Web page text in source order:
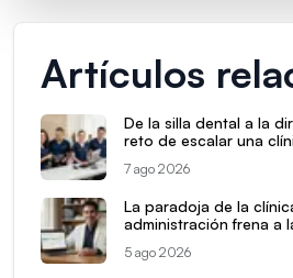
Artículos
De la silla dental a la
reto de escalar una
7 ago 2026
La paradoja de la
administración frena a
5 ago 2026